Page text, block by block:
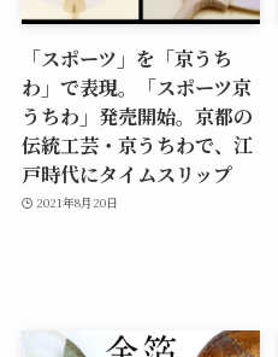
「スポーツ」を「京うち
わ」で表現。「スポーツ京
うちわ」発売開始。京都の
伝統工芸・京うちわで、江
戸時代にタイムスリップ
2021年8月20日